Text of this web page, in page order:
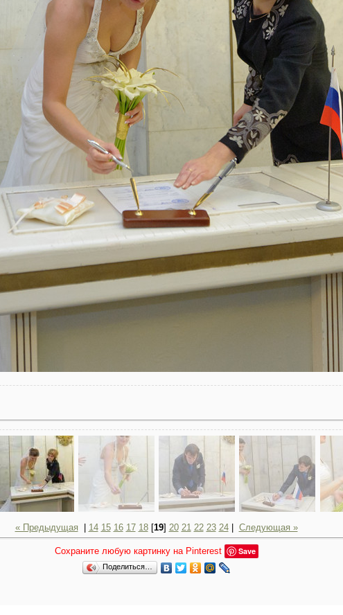
« Предыдущая 14 15 16 17 18[19] 20 21 22 23 24| Следующая »
Сохраните любую картинку на Pinterest Save
Поделиться…